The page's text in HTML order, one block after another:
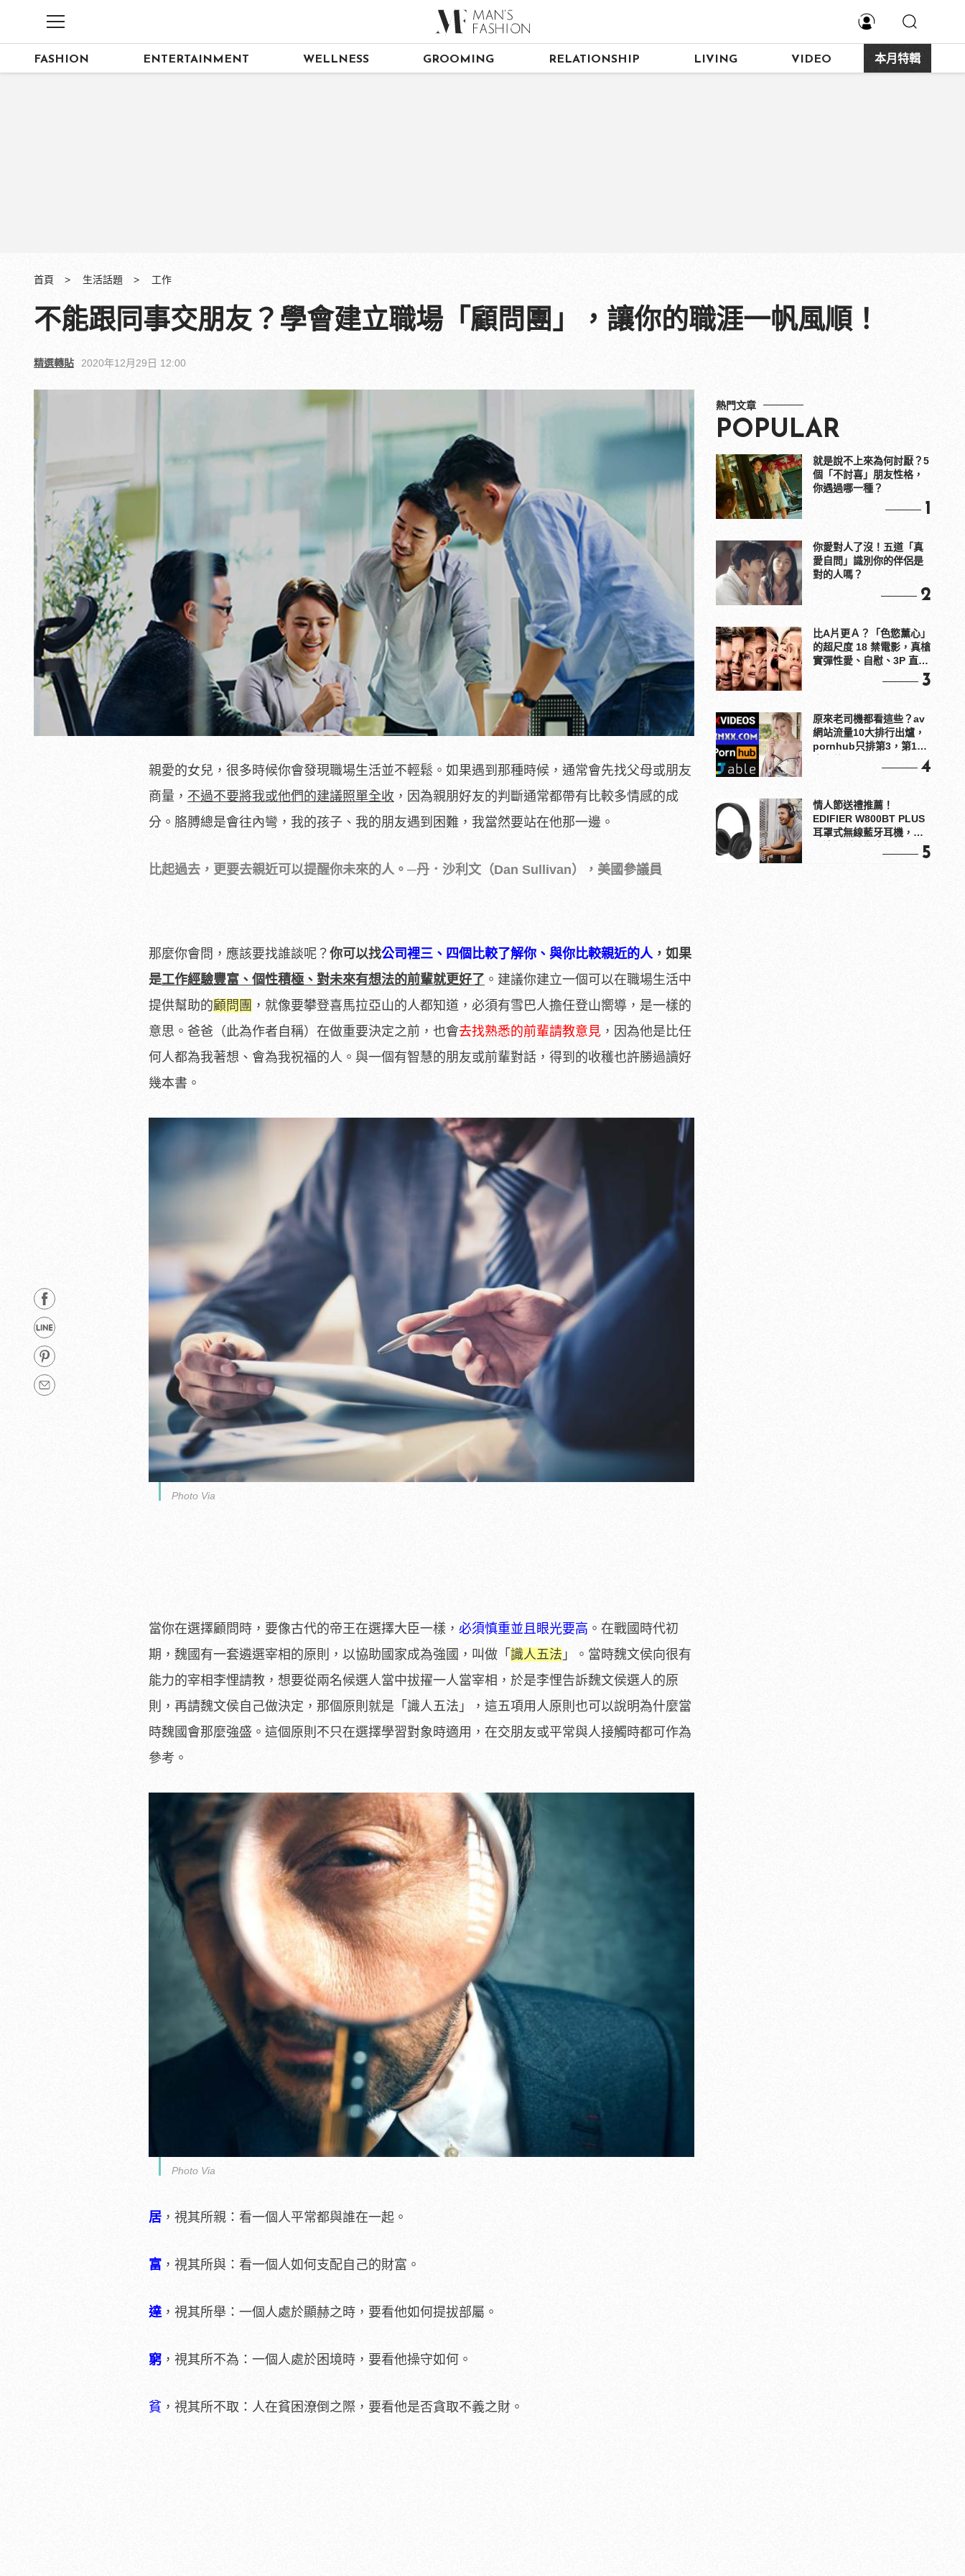
FASHION ENTERTAINMENT WELLNESS GROOMING RELATIONSHIP LIVING VIDEO 本月特輯
首頁 生活話題 工作
不能跟同事交朋友？學會建立職場「顧問團」，讓你的職涯一帆風順！
精選轉貼 2020年12月29日 12:00
親愛的女兒，很多時候你會發現職場生活並不輕鬆。如果遇到那種時候，通常會先找父母或朋友
商量， 不過不要將我或他們的建議照單全收 ，因為親朋好友的判斷通常都帶有比較多情感的成
分。胳膊總是會往內彎，我的孩子、我的朋友遇到困難，我當然要站在他那一邊。
比起過去，更要去親近可以提醒你未來的人。─丹．沙利文（Dan Sullivan），美國參議員
那麼你會問，應該要找誰談呢？ 你可以找公司裡三、四個比較了解你、與你比較親近的人 ，如果
是工作經驗豐富、個性積極、對未來有想法的前輩就更好了 。建議你建立一個可以在職場生活中
提供幫助的顧問團 ，就像要攀登喜馬拉亞山的人都知道，必須有雪巴人擔任登山嚮導，是一樣的
意思。爸爸（此為作者自稱）在做重要決定之前，也會去找熟悉的前輩請教意見 ，因為他是比任
何人都為我著想、會為我祝福的人。與一個有智慧的朋友或前輩對話，得到的收穫也許勝過讀好
幾本書。
Photo Via
當你在選擇顧問時，要像古代的帝王在選擇大臣一樣， 必須慎重並且眼光要高 。在戰國時代初
期，魏國有一套遴選宰相的原則，以協助國家成為強國，叫做「 識人五法 」。當時魏文侯向很有
能力的宰相李悝請教，想要從兩名候選人當中拔擢一人當宰相，於是李悝告訴魏文侯選人的原
則，再請魏文侯自己做決定，那個原則就是「識人五法」，這五項用人原則也可以說明為什麼當
時魏國會那麼強盛。這個原則不只在選擇學習對象時適用，在交朋友或平常與人接觸時都可作為
參考。
Photo Via
居 ，視其所親：看一個人平常都與誰在一起。
富 ，視其所與：看一個人如何支配自己的財富。
達 ，視其所舉：一個人處於顯赫之時，要看他如何提拔部屬。
窮 ，視其所不為：一個人處於困境時，要看他操守如何。
貧 ，視其所不取：人在貧困潦倒之際，要看他是否貪取不義之財。
熱門文章
POPULAR
就是說不上來為何討厭？5
個「不討喜」朋友性格，
你遇過哪一種？
1
你愛對人了沒！五道「真
愛自問」識別你的伴侶是
對的人嗎？
2
比A片更Ａ？「色慾薰心」
的超尺度 18 禁電影，真槍
實彈性愛、自慰、3P 直接
3
原來老司機都看這些？av
網站流量10大排行出爐，
pornhub只排第3，第1名
4
情人節送禮推薦！
EDIFIER W800BT PLUS
耳罩式無線藍牙耳機，在
5